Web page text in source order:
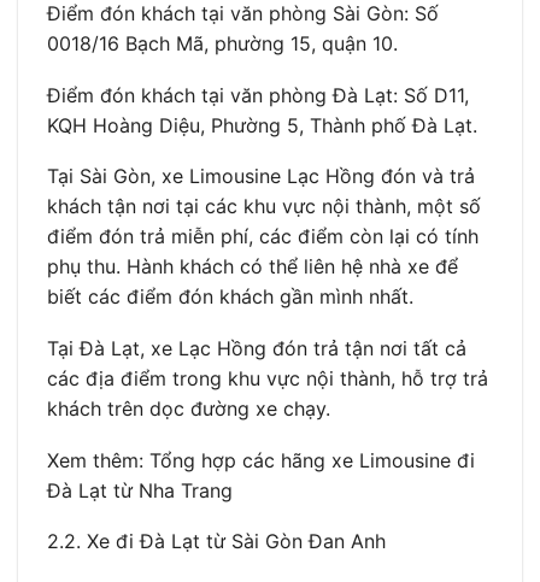
Điểm đón khách tại văn phòng Sài Gòn: Số
0018/16 Bạch Mã, phường 15, quận 10.
Điểm đón khách tại văn phòng Đà Lạt: Số D11,
KQH Hoàng Diệu, Phường 5, Thành phố Đà Lạt.
Tại Sài Gòn, xe Limousine Lạc Hồng đón và trả
khách tận nơi tại các khu vực nội thành, một số
điểm đón trả miễn phí, các điểm còn lại có tính
phụ thu. Hành khách có thể liên hệ nhà xe để
biết các điểm đón khách gần mình nhất.
Tại Đà Lạt, xe Lạc Hồng đón trả tận nơi tất cả
các địa điểm trong khu vực nội thành, hỗ trợ trả
khách trên dọc đường xe chạy.
Xem thêm: Tổng hợp các hãng xe Limousine đi
Đà Lạt từ Nha Trang
2.2. Xe đi Đà Lạt từ Sài Gòn Đan Anh